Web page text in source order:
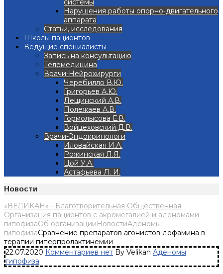
системы
Нарушения работы опорно-двигательного
аппарата
Статьи, исследования
Школы пациентов
Ведущие специалисты
Запись на консультацию
Телемедицина
Врачи-Нейрохирурги
Черебилло В.Ю.
Григорьев А.Ю.
Лещинский А.В.
Полежаев А.В.
Гормолысова Е.В.
Войцеховский Д.В.
Врачи-Эндокринологи
Иловайская И.А.
Рожинская Л.Я.
Цой У.А.
Астафьева Л. И.
Новости
«ВЕЛИКАН» - Благотворительная Общественная
Организация пациентов с акромегалией и аденомами
гипофизаОб организацииНовостиАденомы
гипофизаСравнение препаратов агонистов дофамина в
терапии гиперпролактинемии
22.07.2020 Комментариев нет By Velikan Аденомы
гипофиза